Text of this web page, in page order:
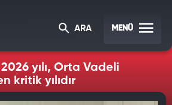
ARA MENÜ
yılı, Orta Vadeli
kritik yılıdır